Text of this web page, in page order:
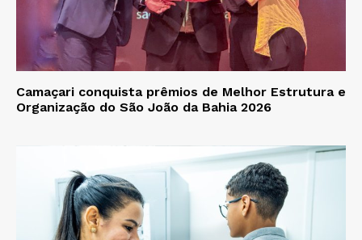
Camaçari conquista prêmios de Melhor Estrutura e
Organização do São João da Bahia 2026